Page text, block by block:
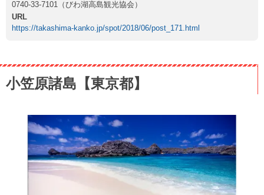
0740-33-7101（びわ湖高島観光協会）
URL
https://takashima-kanko.jp/spot/2018/06/post_171.html
小笠原諸島【東京都】